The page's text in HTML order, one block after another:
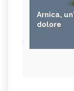
Arnica,
dolore